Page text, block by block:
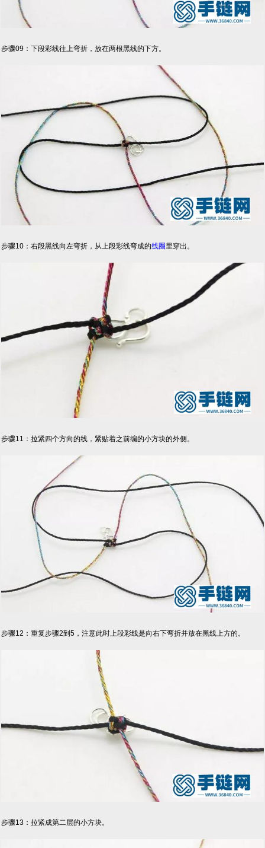
步骤09：下段彩线往上弯折，放在两根黑线的下方。
步骤10：右段黑线向左弯折，从上段彩线弯成的线圈里穿出。
步骤11：拉紧四个方向的线，紧贴着之前编的小方块的外侧。
步骤12：重复步骤2到5，注意此时上段彩线是向右下弯折并放在黑线上方的。
步骤13：拉紧成第二层的小方块。